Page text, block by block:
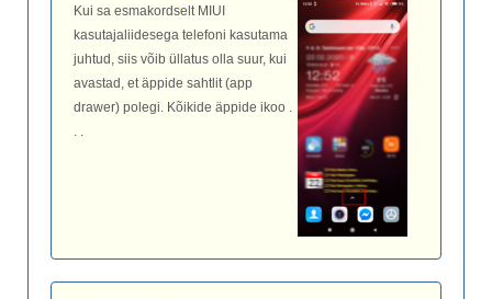
Kui sa esmakordselt MIUI
kasutajaliidesega telefoni kasutama
juhtud, siis võib üllatus olla suur, kui
avastad, et äppide sahtlit (app
drawer) polegi. Kõikide äppide ikoo .